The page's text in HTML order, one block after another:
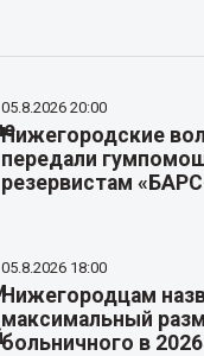
05.8.2026 20:00
Нижегородские
передали
резервистам
05.8.2026 18:00
Нижегородцам
максимальный
больничного в